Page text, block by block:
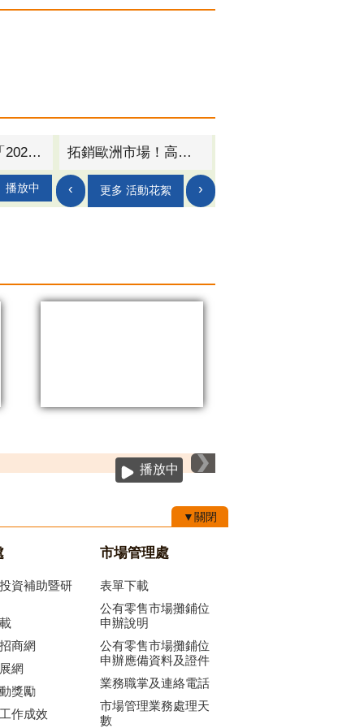
中國信託銀行「2025淨零永續關鍵行動論壇」高雄登場 金融科技加速企業淨零轉型 拓銷歐洲市場！高市府力助扣件產業進軍波蘭螺絲展 爭取訂單上看50萬歐元
播放中 ‹ 更多 活動花絮 ›
播放中
資補助暨研
網
市場管理處
表單下載
公有零售市場攤鋪位
申辦說明
公有零售市場攤鋪位
業務職掌及連絡電話